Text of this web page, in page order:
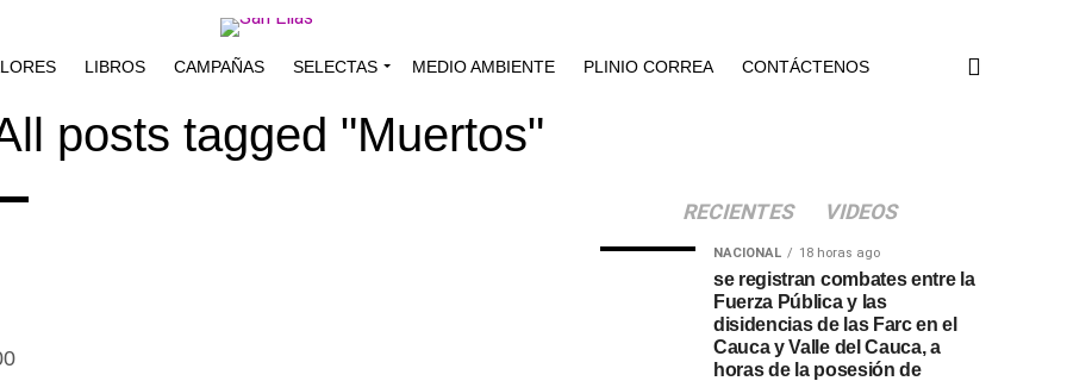
LIBROS CAMPAÑAS SELECTAS MEDIO AMBIENTE PLINIO CORREA CONTÁCTENOS
posts tagged "Muertos"
RECIENTES VIDEOS
NACIONAL 18 horas ago
se registran combates entre la
Fuerza Pública y las
disidencias de las Farc en el
Cauca y Valle del Cauca, a
horas de la posesión de